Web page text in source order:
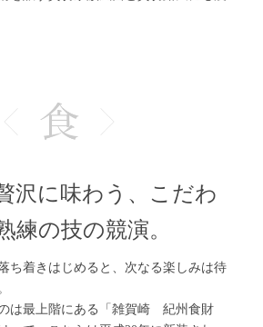
沢に味わう、こだわ
練の技の競演。
ち着きはじめると、次なる楽しみは待
は最上階にある「雑賀崎 紀州食財